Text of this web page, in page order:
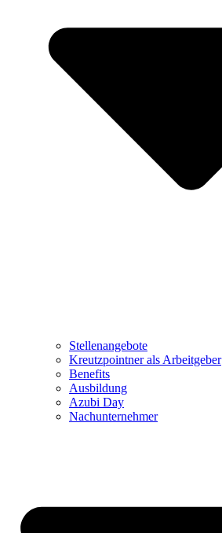
Stellenangebote
Kreutzpointner als Arbeitgeber
Benefits
Ausbildung
Azubi Day
Nachunternehmer